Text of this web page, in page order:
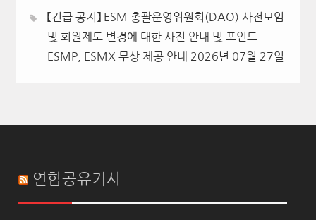
【긴급 공지】 ESM 총괄운영위원회(DAO) 사전모임
및 회원제도 변경에 대한 사전 안내 및 포인트
ESMP, ESMX 무상 제공 안내 2026년 07월 27일
연합공유기사